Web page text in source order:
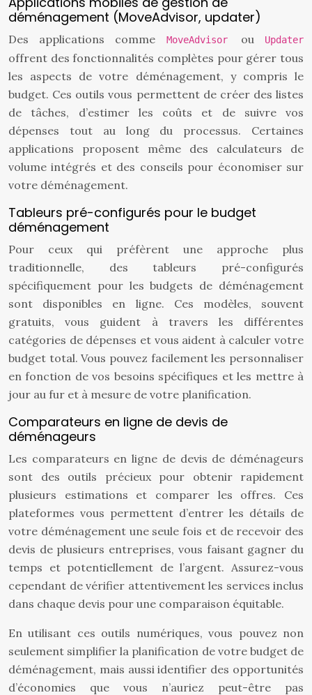
déménagement (MoveAdvisor, updater)
Des applications comme MoveAdvisor ou Updater
offrent des fonctionnalités complètes pour gérer tous
les aspects de votre déménagement, y compris le
budget. Ces outils vous permettent de créer des listes
de tâches, d’estimer les coûts et de suivre vos
dépenses tout au long du processus. Certaines
applications proposent même des calculateurs de
volume intégrés et des conseils pour économiser sur
votre déménagement.
Tableurs pré-configurés pour le budget
déménagement
Pour ceux qui préfèrent une approche plus
traditionnelle, des tableurs pré-configurés
spécifiquement pour les budgets de déménagement
sont disponibles en ligne. Ces modèles, souvent
gratuits, vous guident à travers les différentes
catégories de dépenses et vous aident à calculer votre
budget total. Vous pouvez facilement les personnaliser
en fonction de vos besoins spécifiques et les mettre à
jour au fur et à mesure de votre planification.
Comparateurs en ligne de devis de
déménageurs
Les comparateurs en ligne de devis de déménageurs
sont des outils précieux pour obtenir rapidement
plusieurs estimations et comparer les offres. Ces
plateformes vous permettent d’entrer les détails de
votre déménagement une seule fois et de recevoir des
devis de plusieurs entreprises, vous faisant gagner du
temps et potentiellement de l’argent. Assurez-vous
cependant de vérifier attentivement les services inclus
dans chaque devis pour une comparaison équitable.
En utilisant ces outils numériques, vous pouvez non
seulement simplifier la planification de votre budget de
déménagement, mais aussi identifier des opportunités
d’économies que vous n’auriez peut-être pas